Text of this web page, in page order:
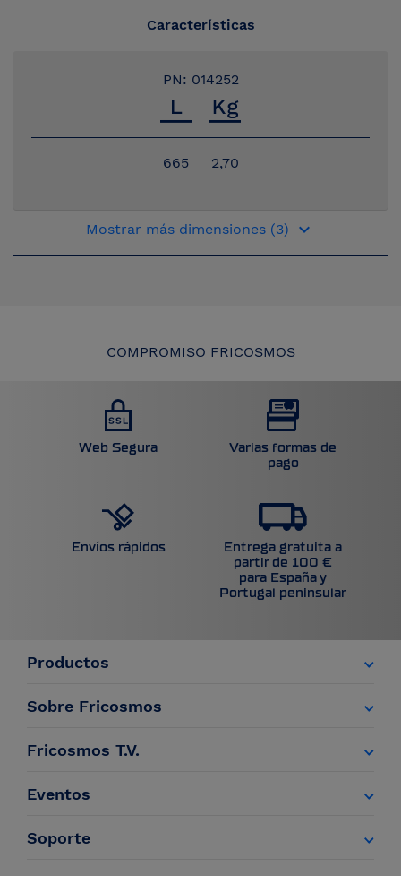
Características
PN: 014252
665 2,70
Mostrar más dimensiones (3) keyboard_arrow_down
COMPROMISO FRICOSMOS
Web Segura
Varias formas de
pago
Envíos rápidos
Entrega gratuita a
partir de 100 €
para España y
Portugal peninsular
Productos
Sobre Fricosmos
Fricosmos T.V.
Eventos
Soporte